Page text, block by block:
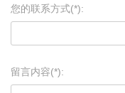
您的联系方式(*):
留言内容(*):